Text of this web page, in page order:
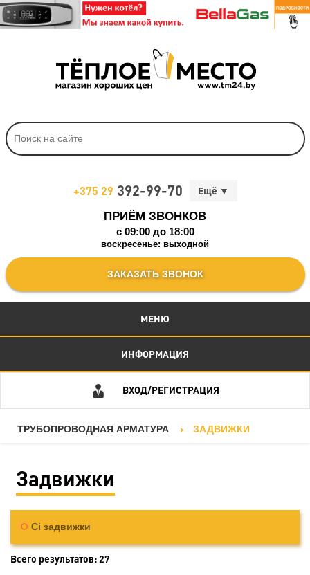
+375 29 392-99-70
ПРИЁМ ЗВОНКОВ
c 09:00 до 18:00
воскресенье: выходной
ЗАКАЗАТЬ ЗВОНОК
МЕНЮ
ИНФОРМАЦИЯ
ВХОД/РЕГИСТРАЦИЯ
ТРУБОПРОВОДНАЯ АРМАТУРА ЗАДВИЖКИ
Задвижки
Ci задвижки
Всего результатов:27